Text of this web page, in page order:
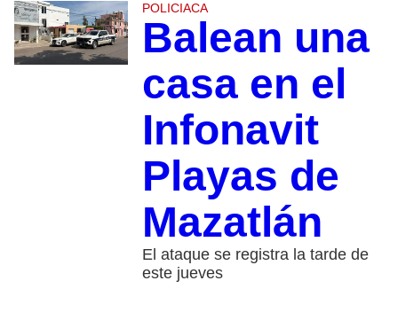
POLICIACA
Balean una
casa en el
Infonavit
Playas de
Mazatlán
El ataque se registra la tarde de
este jueves